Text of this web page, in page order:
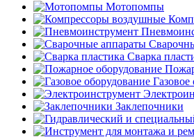
Мотопомпы
Сварка
Газовое
Заклепочники